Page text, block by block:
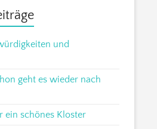
und
geht es wieder nach
ein schönes Kloster